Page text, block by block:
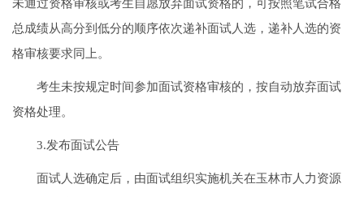
未通过资格审核或考生自愿放弃面试资格的，可按照笔试合格
总成绩从高分到低分的顺序依次递补面试人选，递补人选的资
格审核要求同上。
考生未按规定时间参加面试资格审核的，按自动放弃面试
资格处理。
3.发布面试公告
面试人选确定后，由面试组织实施机关在玉林市人力资源